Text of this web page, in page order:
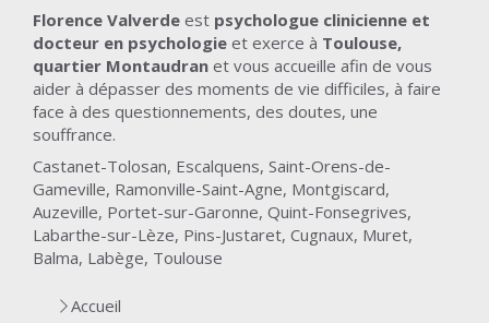
Florence Valverde est psychologue clinicienne et
docteur en psychologie et exerce à Toulouse,
quartier Montaudran et vous accueille afin de vous
aider à dépasser des moments de vie difficiles, à faire
face à des questionnements, des doutes, une
souffrance.
Castanet-Tolosan, Escalquens, Saint-Orens-de-
Gameville, Ramonville-Saint-Agne, Montgiscard,
Auzeville, Portet-sur-Garonne, Quint-Fonsegrives,
Labarthe-sur-Lèze, Pins-Justaret, Cugnaux, Muret,
Balma, Labège, Toulouse
Accueil